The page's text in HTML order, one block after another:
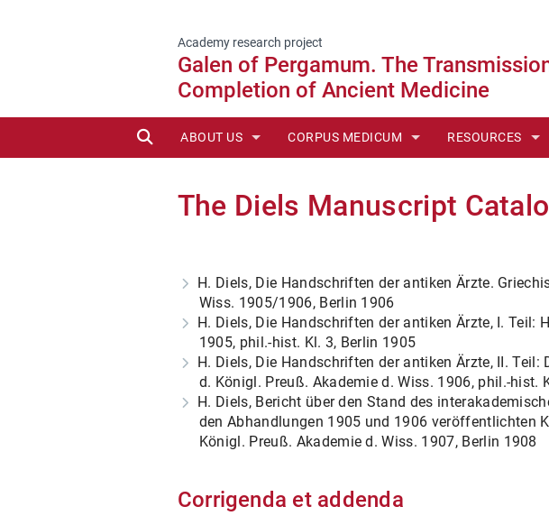
Academy research project
Galen of Pergamum. The
Completion of Ancient Medicine
SUCHE
ABOUT US
ADVISORY BOARD
REPORTS
CORPUS MEDICUM
NEW PUBLICATIONS
REPRINTS (POD)
IN PREPARATION
EDITORIAL GUIDELINES
RESOURCES
CATALOGUES
The Diels Manuscript
H. Diels, Die Handschriften der antiken Ärzte.
Wiss. 1905/1906, Berlin 1906
H. Diels, Die Handschriften der antiken Ärzte, I. Teil:
1905, phil.-hist. Kl. 3, Berlin 1905
H. Diels, Die Handschriften der antiken Ärzte, II.
d. Königl. Preuß. Akademie d. Wiss. 1906, phil.-hist.
H. Diels, Bericht über den Stand des
den Abhandlungen 1905 und 1906 veröffentlichten
Königl. Preuß. Akademie d. Wiss. 1907, Berlin 1908
Corrigenda et addenda